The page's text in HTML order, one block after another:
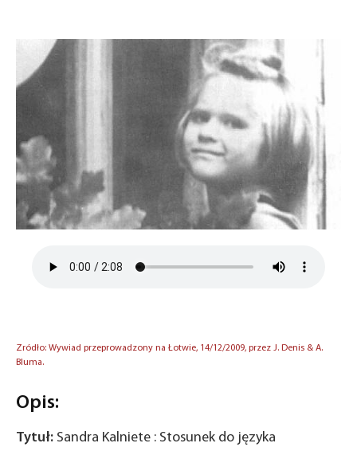
Zródło: Wywiad przeprowadzony na Łotwie, 14/12/2009, przez J. Denis & A.
Bluma.
Opis:
Tytuł: Sandra Kalniete : Stosunek do języka